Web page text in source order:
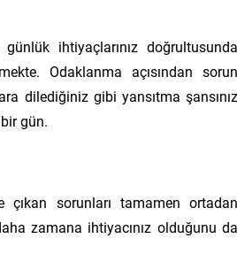
ihtiyaçlarınız doğrultusunda
Odaklanma açısından sorun
dilediğiniz gibi yansıtma şansınız
gün.
sorunları tamamen ortadan
zamana ihtiyacınız olduğunu da